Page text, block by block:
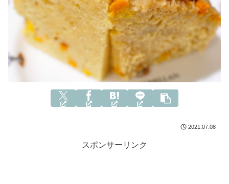
2021.07.08
スポンサーリンク